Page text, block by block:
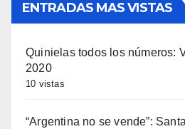
ENTRADAS MAS VISTAS
Quinielas todos los números:
2020
10 vistas
“Argentina no se vende”: